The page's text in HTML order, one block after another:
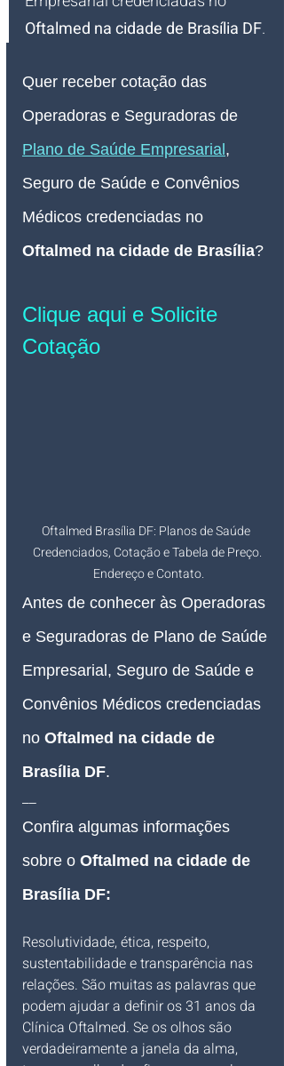
Oftalmed na cidade de Brasília DF.
Quer receber cotação das
Operadoras e Seguradoras de
Plano de Saúde Empresarial ,
Seguro de Saúde e Convênios
Médicos credenciadas no
Oftalmed na cidade de Brasília?
Clique aqui e Solicite
Cotação
Oftalmed Brasília DF: Planos de Saúde
Credenciados, Cotação e Tabela de Preço.
Endereço e Contato.
Antes de conhecer às Operadoras
e Seguradoras de Plano de Saúde
Empresarial, Seguro de Saúde e
Convênios Médicos credenciadas
no Oftalmed na cidade de
Brasília DF.
__
Confira algumas informações
sobre o Oftalmed na cidade de
Brasília DF:
Resolutividade, ética, respeito,
sustentabilidade e transparência nas
relações. São muitas as palavras que
podem ajudar a definir os 31 anos da
Clínica Oftalmed. Se os olhos são
verdadeiramente a janela da alma,